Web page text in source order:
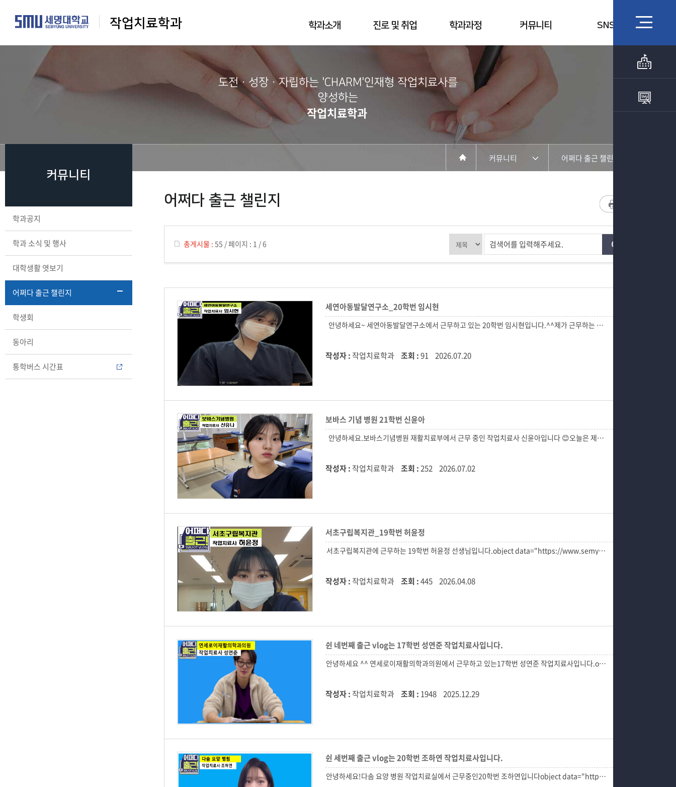
작업치료학과 학과소개 진로 및 취업 학과과정 커뮤니티 SNS
도전·성장·자립하는 'CHARM'인재형 작업치료사를
양성하는
작업치료학과
커뮤니티
학과공지
학과 소식 및 행사
대학생활 엿보기
어쩌다 출근 챌린지
학생회
동아리
통학버스 시간표
커뮤니티
학과과정
커뮤니티
어쩌다 출근 챌린지
학과 소식 및 행사
대학생활 엿보기
어쩌다 출근 챌린지
통학버스 시간표
어쩌다 출근 챌린지
총게시물 : 55 /페이지 : 1 / 6 검색어를 입력해주세요.
세연아동발달연구소_20학번 임시현
작성자 : 작업치료학과 조회 :91 2026.07.20
보바스 기념 병원 21학번 신윤아
작성자 : 작업치료학과 조회 :252 2026.07.02
서초구립복지관_19학번 허윤정
작성자 : 작업치료학과 조회 :445 2026.04.08
쉰 네번째 출근 vlog는 17학번 성연준 작업치료사입니다.
작성자 : 작업치료학과 조회 : 1948 2025.12.29
쉰 세번째 출근 vlog는 20학번 조하연 작업치료사입니다.